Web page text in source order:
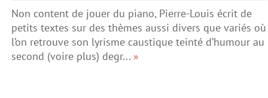
Non content de jouer du piano, Pierre-Louis écrit de
petits textes sur des thèmes aussi divers que variés où
l’on retrouve son lyrisme caustique teinté d’humour au
second (voire plus) degr... »